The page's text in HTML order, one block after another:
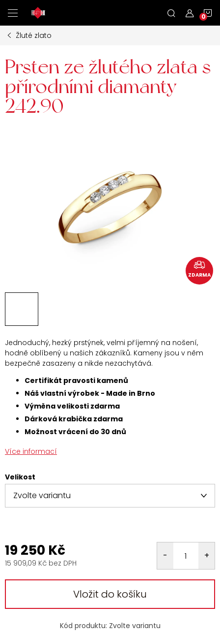
na
obsah
Žluté zlato
Prsten ze žlutého zlata s
přírodními diamanty
242.90
ZDARMA
Jednoduchý, hezký prstýnek, velmi příjemný na nošení,
hodně oblíbený u našich zákazníků. Kameny jsou v něm
bezpečně zasazeny a nikde nezachytává.
Certifikát pravosti kamenů
Náš vlastní výrobek - Made in Brno
Výměna velikosti zdarma
Dárková krabička zdarma
Možnost vrácení do 30 dnů
Více informací
Velikost
19 250 Kč
15 909,09 Kč bez DPH
cena:
Vložit do košíku
Kód produktu: Zvolte variantu